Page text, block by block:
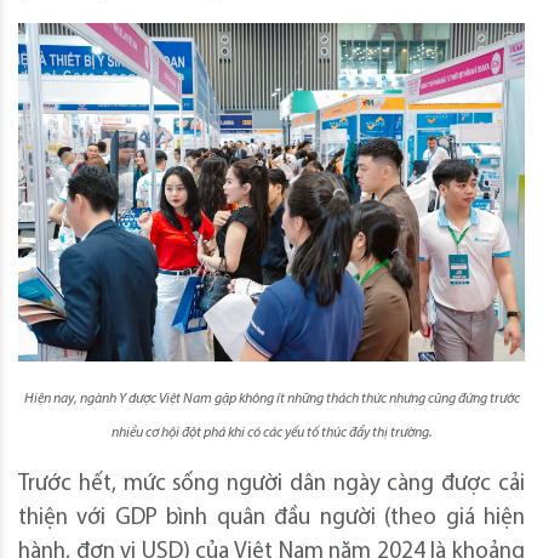
Hiện nay, ngành Y dược Việt Nam gặp không ít những thách thức nhưng cũng đứng trước
nhiều cơ hội đột phá khi có các yếu tố thúc đẩy thị trường.
Trước hết, mức sống người dân ngày càng được cải
thiện với GDP bình quân đầu người (theo giá hiện
hành, đơn vị USD) của Việt Nam năm 2024 là khoảng